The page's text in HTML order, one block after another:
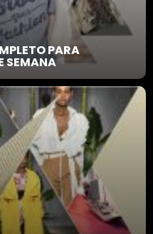
PARA
SEMANA